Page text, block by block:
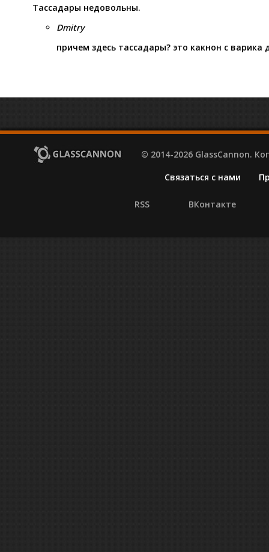
Тассадары недовольны.
Dmitry
причем здесь тассадары? это какнон с варика
© 2014-2026 GlassCannon.
Связаться с нами
RSS ВКонтакте